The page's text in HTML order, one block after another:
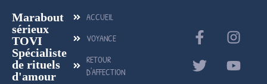
Marabout
sérieux
TOVI
Spécialiste
de rituels
d'amour
ACCUEIL
VOYANCE
RETOUR
D'AFFECTION